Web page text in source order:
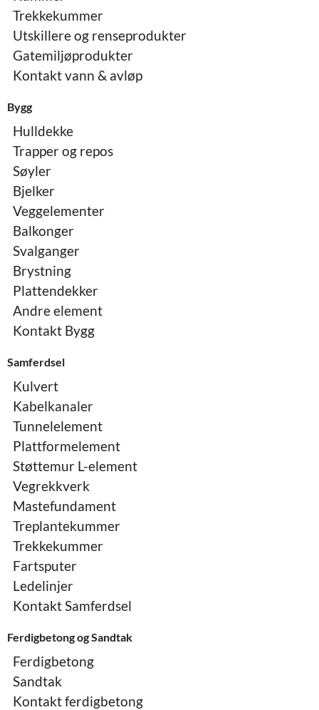
Trekkekummer
Utskillere og renseprodukter
Gatemiljøprodukter
Kontakt vann & avløp
Bygg
Hulldekke
Trapper og repos
Søyler
Bjelker
Veggelementer
Balkonger
Svalganger
Brystning
Plattendekker
Andre element
Kontakt Bygg
Samferdsel
Kulvert
Kabelkanaler
Tunnelelement
Plattformelement
Støttemur L-element
Vegrekkverk
Mastefundament
Treplantekummer
Trekkekummer
Fartsputer
Ledelinjer
Kontakt Samferdsel
Ferdigbetong og Sandtak
Ferdigbetong
Sandtak
Kontakt ferdigbetong